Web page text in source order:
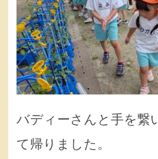
バディーさんと手を繋
て帰りました。